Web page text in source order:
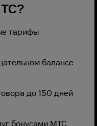
тарифы
балансе
до 150 дней